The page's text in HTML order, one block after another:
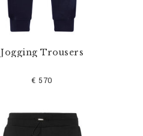
Jogging Trousers
€ 570